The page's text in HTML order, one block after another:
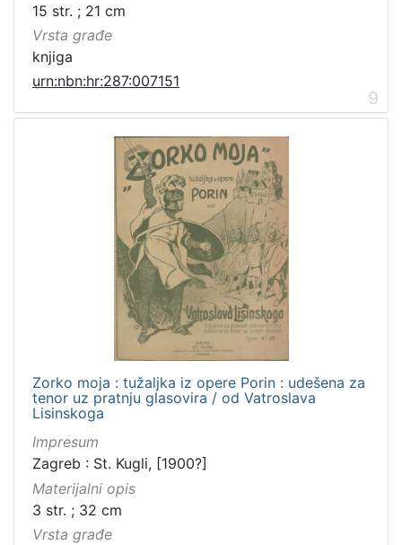
15 str. ; 21 cm
Vrsta građe
knjiga
urn:nbn:hr:287:007151
9
Zorko moja : tužaljka iz opere Porin : udešena za
tenor uz pratnju glasovira / od Vatroslava
Lisinskoga
Impresum
Zagreb : St. Kugli, [1900?]
Materijalni opis
3 str. ; 32 cm
Vrsta građe